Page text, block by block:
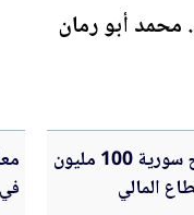
محمد أبو رمان
البنك الدولي يمنح سورية 100 مليون
المالي